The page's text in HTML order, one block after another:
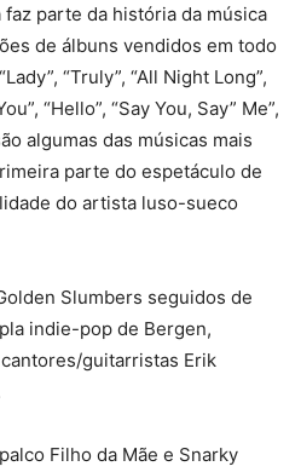
parte da história da música
de álbuns vendidos em todo
“Truly”, “All Night Long”,
“Hello”, “Say You, Say” Me”,
algumas das músicas mais
parte do espetáculo de
do artista luso-sueco
Slumbers seguidos de
indie-pop de Bergen,
guitarristas Erik
Filho da Mãe e Snarky